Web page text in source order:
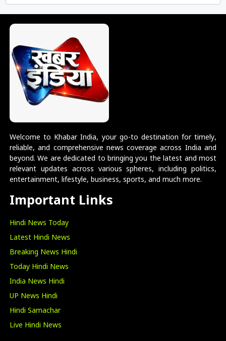
Welcome to Khabar India, your go-to destination for timely,
reliable, and comprehensive news coverage across India and
beyond. We are dedicated to bringing you the latest and most
relevant updates across various spheres, including politics,
entertainment, lifestyle, business, sports, and much more.
Important Links
Hindi News Today
Latest Hindi News
Breaking News Hindi
Today Hindi News
India News Hindi
UP News Hindi
Hindi Samachar
Live Hindi News